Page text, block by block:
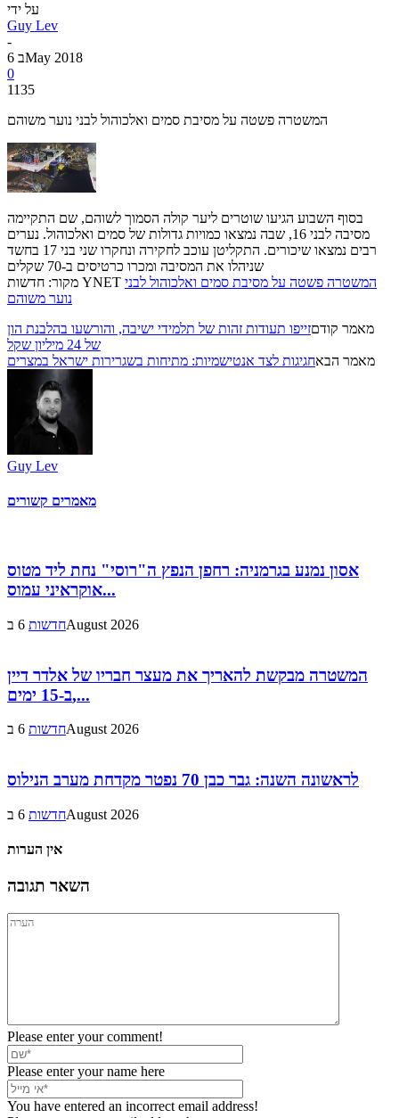
על ידי
Guy Lev
-
6 בMay 2018
0
1135
המשטרה פשטה על מסיבת סמים ואלכוהול לבני נוער משוהם
בסוף השבוע הגיעו שוטרים ליער קולה הסמוך לשוהם, שם התקיימה
מסיבה לבני 16, שבה נמצאו כמויות גדולות של סמים ואלכוהול. נערים
רבים נמצאו שיכורים. התקליטן עוכב לחקירה ונחקרו שני בני 17 בחשד
שניהלו את המסיבה ומכרו כרטיסים ב-70 שקלים
מקור: חדשות YNET המשטרה פשטה על מסיבת סמים ואלכוהול לבני
נוער משוהם
מאמר קודםזייפו תעודות זהות של תלמידי ישיבה, והורשעו בהלבנת הון
של 24 מיליון שקל
מאמר הבאחגיגות לצד אנטישמיות: מתיחות בשגרירות ישראל במצרים
Guy Lev
מאמרים קשורים
אסון נמנע בגרמניה: רחפן הנפץ ה"רוסי" נחת ליד מטוס
אוקראיני עמוס...
חדשות6 בAugust 2026
המשטרה מבקשת להאריך את מעצר חבריו של אלדר דיין
ב-15 ימים,...
חדשות6 בAugust 2026
לראשונה השנה: גבר כבן 70 נפטר מקדחת מערב הנילוס
חדשות6 בAugust 2026
אין הערות
השאר תגובה
Please enter your comment!
Please enter your name here
You have entered an incorrect email address!